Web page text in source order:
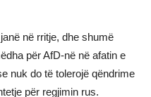
në rritje, dhe shumë
për AfD-në në afatin e
nuk do të tolerojë qëndrime
për regjimin rus.